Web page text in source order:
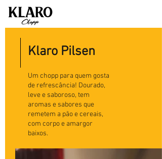
Klaro Pilsen
Um chopp para quem gosta
de refrescância! Dourado,
leve e saboroso, tem
aromas e sabores que
remetem a pão e cereais,
com corpo e amargor
baixos.